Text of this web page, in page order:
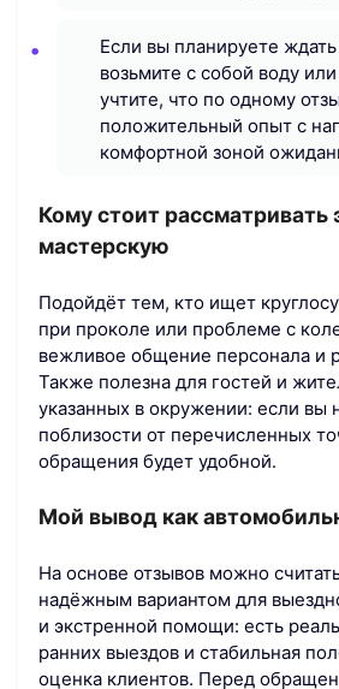
Если вы планируете
возьмите с собой воду
учтите, что по одному
положительный опыт с
комфортной зоной
Кому стоит рассматривать
мастерскую
Подойдёт тем, кто ищет
при проколе или проблеме с
вежливое общение персонала и
Также полезна для гостей и
указанных в окружении: если вы
поблизости от перечисленных
обращения будет удобной.
Мой вывод как
На основе отзывов можно
надёжным вариантом для
и экстренной помощи: есть
ранних выездов и стабильная
оценка клиентов. Перед